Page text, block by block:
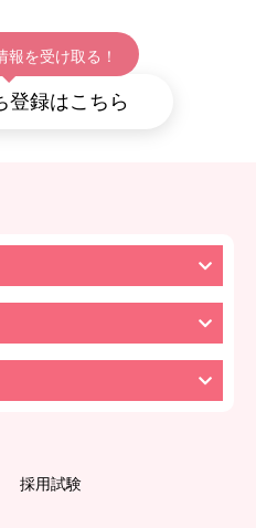
報を受け取る！
登録はこちら
採用試験